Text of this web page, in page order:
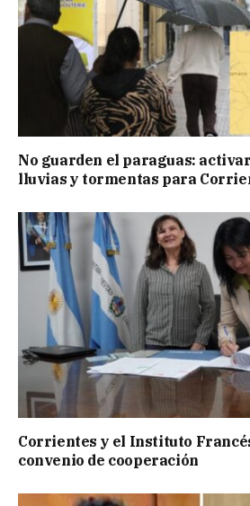
No guarden el paraguas:
lluvias y tormentas para
Corrientes y el Instituto
convenio de cooperación